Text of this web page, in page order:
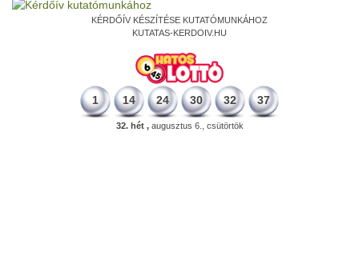
KÉRDŐÍV KÉSZÍTÉSE KUTATÓMUNKÁHOZ
KUTATAS-KERDOIV.HU
1 14 24 30 32 37
32. hét ,augusztus 6., csütörtök